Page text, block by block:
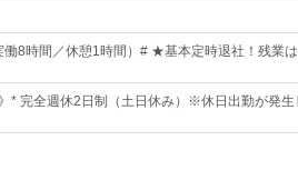
8時間／休憩1時間）# ★基本定時退社！残業
* 完全週休2日制（土日休み）※休日出勤が発